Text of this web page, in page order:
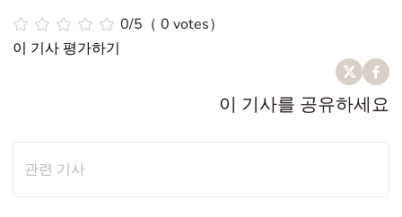
0/5（ 0 votes）
이 기사 평가하기
이 기사를 공유하세요
관련 기사